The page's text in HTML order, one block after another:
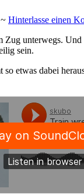
~ Hinterlasse einen
Zug unterwegs. Und
sein.
etwas dabei